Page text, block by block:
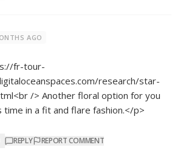
AGO
fr-tour-
research/star-
/> Another floral option for you
time in a fit and flare fashion.</p>
REPLY REPORT COMMENT